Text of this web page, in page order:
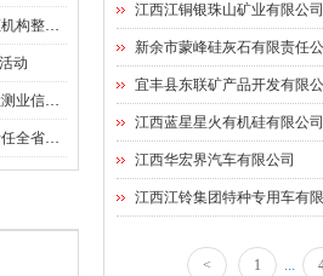
全国质检系统检验检测认证机构整合指导意见出台
动
国务院强调建认证和检验检测业信用体系管理
落实职业病危害防治主体责任全省职业卫生监管工作座谈会在九江召开
江西江铜银珠山矿业有限公
新余市蒙峰硅灰石有限责任
宜丰县东联矿产品开发有限
江西蓝星星火有机硅有限公
江西华宏界汽车有限公司
江西江铃集团特种专用车有
< 1 ...